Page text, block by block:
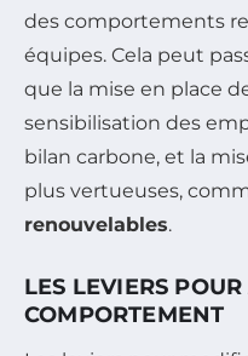
des comportements
équipes. Cela peut
que la mise en place
sensibilisation des
bilan carbone, et la
plus vertueuses,
renouvelables.
LES LEVIERS
COMPORTEMENT